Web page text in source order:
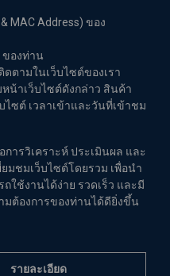
MAC Address) ของ
ของท่าน
ตามในเว็บไซต์ของเรา
น้าเว็บไซต์ดังกล่าว สินค้า
ซต์ เวลาเข้าและวันที่เข้าชม
การวิเคราะห์ ประเมินผล และ
มชมเว็บไซต์โดยรวม เพื่อนำ
ช้งานได้ง่าย รวดเร็ว และมี
ต้องการของท่านได้ดียิ่งขึ้น
รายละเอียด